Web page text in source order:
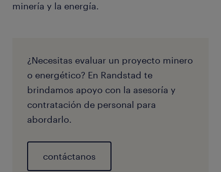
minería y la energía.
¿Necesitas evaluar un proyecto minero
o energético? En Randstad te
brindamos apoyo con la asesoría y
contratación de personal para
abordarlo.
contáctanos